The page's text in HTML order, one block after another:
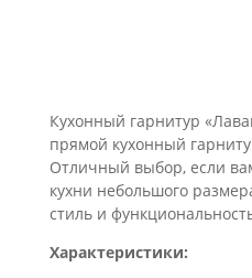
Кухонный гарнитур
прямой кухонный
Отличный выбор, если
кухни небольшого
стиль и
Характеристики: